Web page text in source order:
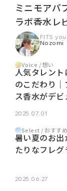
ミニモアパ
ラボ香水レ
FITS
Nozomi
Voice / 想い
人気タレント
のこだわり｜
ス香水がデビ
2025.07.01
Select / おすすめ
暑い夏のお出
たりなフレ
2025.06.27